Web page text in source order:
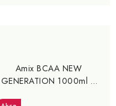
Amix BCAA NEW
GENERATION 1000ml +